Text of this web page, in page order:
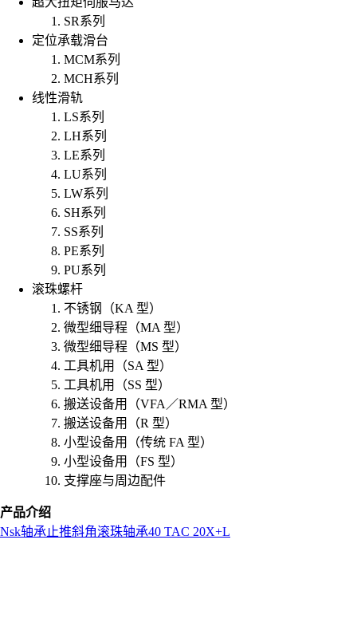
SR系列
定位承载滑台
MCM系列
MCH系列
线性滑轨
LS系列
LH系列
LE系列
LU系列
LW系列
SH系列
SS系列
PE系列
PU系列
滚珠螺杆
不锈钢（KA 型）
微型细导程（MA 型）
微型细导程（MS 型）
工具机用（SA 型）
工具机用（SS 型）
搬送设备用（VFA／RMA 型）
搬送设备用（R 型）
小型设备用（传统 FA 型）
小型设备用（FS 型）
支撑座与周边配件
产品介绍
Nsk轴承 止推斜角滚珠轴承40 TAC 20X+L